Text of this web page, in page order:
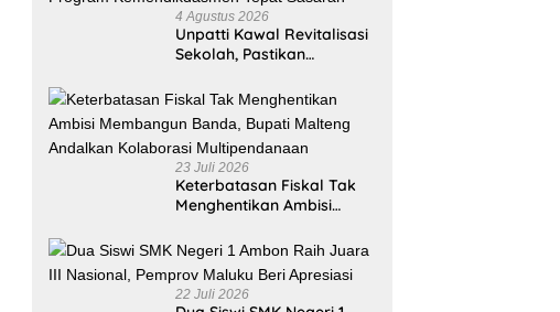
4 Agustus 2026
Unpatti Kawal Revitalisasi
Sekolah, Pastikan
Kemendikdasmen Tepat
Sasaran
23 Juli 2026
Keterbatasan Fiskal Tak
Menghentikan Ambisi
Bupati Malteng Andalkan
Kolaborasi
Multipendanaan
22 Juli 2026